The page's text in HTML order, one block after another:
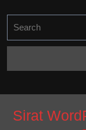
for:
Sirat